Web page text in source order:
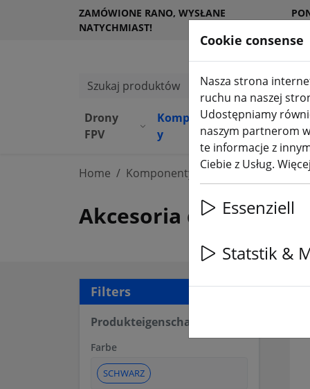
ZAMÓWIONE RANO, WYSŁANE
NATYCHMIAST!
Szukaj produktów
Drony
FPV
Komponent
y(aktuelle Seite)
Sprzę
t
Home Komponenty Akcesoria
Akcesoria do dronów
Filters
Produkteigenschaften
Farbe
SCHWARZ
56
Cookie consense
Nasza strona
ruchu na naszej
Udostępniamy
naszym partnerom
te informacje z
Ciebie z Usług.
Essenziell
Statstik &